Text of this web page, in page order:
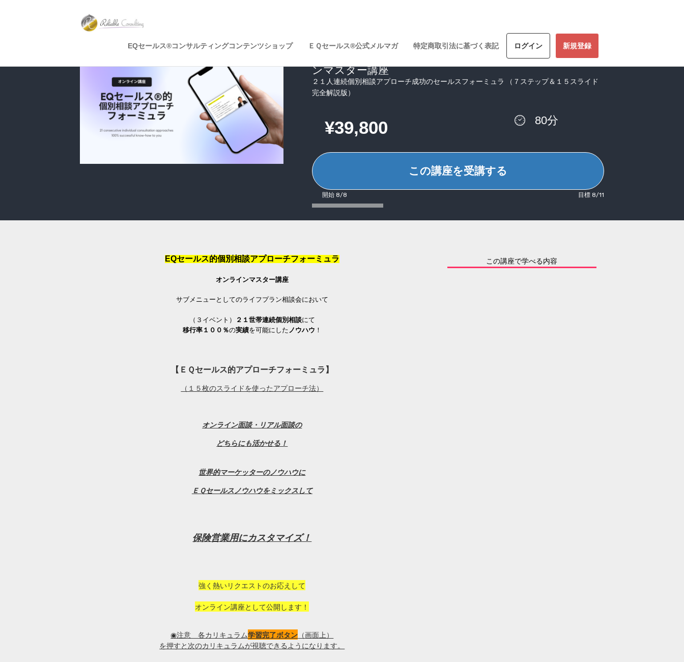
EQセールス®コンサルティングコンテンツショップ ＥＱセールス®公式メルマガ 特定商取引法に基づく表記 ログイン 新規登録
EQセールス的個別相談アプローチフォーミュラ・オンライ
ンマスター講座
２１人連続個別相談アプローチ成功のセールスフォーミュラ （７ステップ＆１５スライド
完全解説版）
¥39,800 80分
この講座を受講する
開始 8/8 目標 8/11
EQセールス的個別相談アプローチフォーミュラ
オンラインマスター講座
サブメニューとしてのライフプラン相談会において
（３イベント） ２１世帯連続個別相談にて
移行率１００％の実績を可能にしたノウハウ ！
【ＥＱセールス的アプローチフォーミュラ】
（１５枚のスライドを使ったアプローチ法）
オンライン面談・リアル面談の
どちらにも活かせる！
世界的マーケッターのノウハウに
ＥＱセールスノウハウをミックスして
保険営業用にカスタマイズ！
強く熱いリクエストのお応えして
オンライン講座として公開します！
◉注意 各カリキュラム学習完了ボタン （画面上）
を押すと次のカリキュラムが視聴できるようになります。
この講座で学べる内容